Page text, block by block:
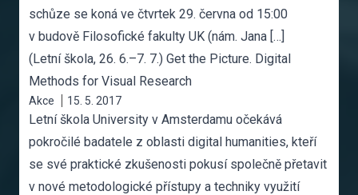
schůze se koná ve čtvrtek 29. června od 15:00
v budově Filosofické fakulty UK (nám. Jana […]
(Letní škola, 26. 6.–7. 7.) Get the Picture. Digital
Methods for Visual Research
Akce 15. 5. 2017
Letní škola University v Amsterdamu očekává
pokročilé badatele z oblasti digital humanities, kteří
se své praktické zkušenosti pokusí společně přetavit
v nové metodologické přístupy a techniky využití